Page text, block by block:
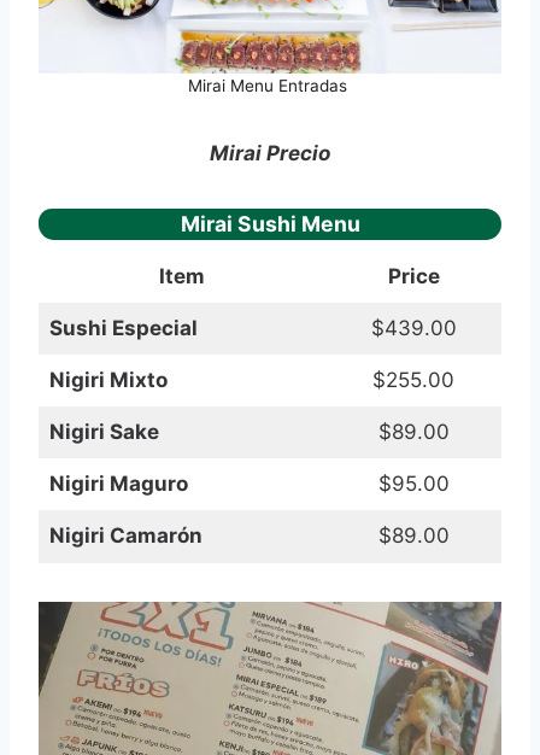
Mirai Menu Entradas
Mirai Precio
Mirai Sushi Menu
Item Price
Sushi Especial $439.00
Nigiri Mixto $255.00
Nigiri Sake $89.00
Nigiri Maguro $95.00
Nigiri Camarón $89.00